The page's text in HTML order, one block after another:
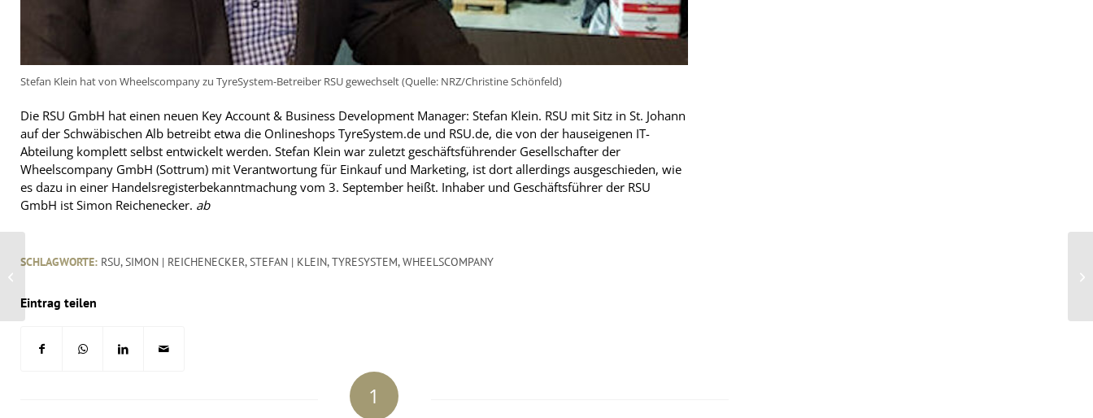
Stefan Klein hat von Wheelscompany zu TyreSystem-Betreiber RSU gewechselt (Quelle: NRZ/Christine Schönfeld)
Die RSU GmbH hat einen neuen Key Account & Business Development Manager: Stefan Klein. RSU mit Sitz in St. Johann
auf der Schwäbischen Alb betreibt etwa die Onlineshops TyreSystem.de und RSU.de, die von der hauseigenen IT-
Abteilung komplett selbst entwickelt werden. Stefan Klein war zuletzt geschäftsführender Gesellschafter der
Wheelscompany GmbH (Sottrum) mit Verantwortung für Einkauf und Marketing, ist dort allerdings ausgeschieden, wie
es dazu in einer Handelsregisterbekanntmachung vom 3. September heißt. Inhaber und Geschäftsführer der RSU
GmbH ist Simon Reichenecker. ab
SCHLAGWORTE: RSU,SIMON | REICHENECKER,STEFAN | KLEIN,TYRESYSTEM,WHEELSCOMPANY
Eintrag teilen
1
Brabus’ neues „City-
Supercar“ mit E-Antrieb